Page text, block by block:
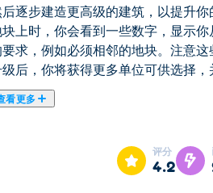
后逐步建造更高级的建筑，以提升
块上时，你会看到一些数字，显示
要求，例如必须相邻的地块。注意
级后，你将获得更多单位可供选择，
看更多
标是从零开始建造一座定居点。
置它的要求，例如必须相邻的地块
供选择，并以一种独特的方式发展
评分
4.2